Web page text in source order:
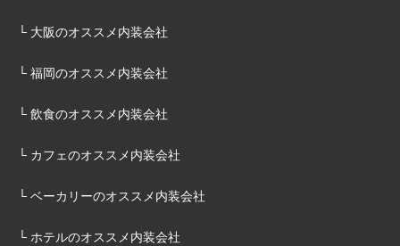
└ 大阪のオススメ内装会社
└ 福岡のオススメ内装会社
└ 飲食のオススメ内装会社
└ カフェのオススメ内装会社
└ ベーカリーのオススメ内装会社
└ ホテルのオススメ内装会社